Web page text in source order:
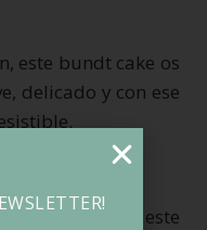
este bundt cake os
delicado y con ese
marmolado
o este